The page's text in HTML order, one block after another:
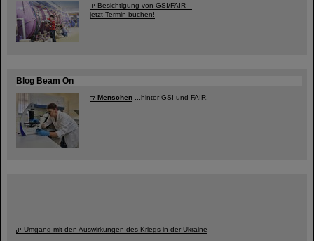
Besichtigung von GSI/FAIR –
jetzt Termin buchen!
Blog Beam On
Menschen ...hinter GSI und FAIR.
Umgang mit den Auswirkungen des Kriegs in der Ukraine